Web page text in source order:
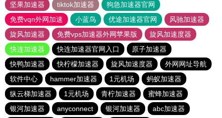
坚果加速器
tiktok加速器
狗急加速器官网
免费vqn外网加速
小蓝鸟 优途加速器官网
风驰加速器
旋风加速器
免费vps加速器外网苹果版
旋风加速度器
快连加速器
快连加速器官网入口
原子加速器
快鸭加速器
快柠檬加速器 旋风加速度器
外网网址导航
软件中心
hammer加速器 1元机场
蚂蚁加速器
纵云梯加速器
1元机场 青柠加速器
蜜蜂加速器
银河加速器
anyconnect 银河加速器
abc加速器